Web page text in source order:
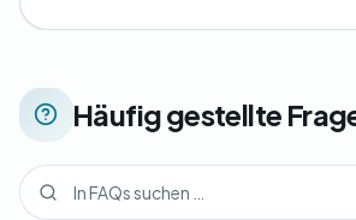
Häufig gestellte